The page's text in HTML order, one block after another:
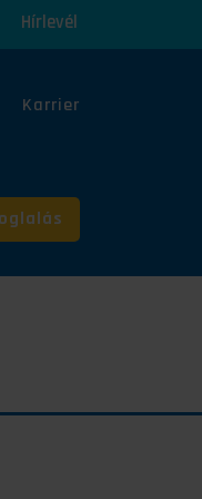
Hírlevél
Karrier